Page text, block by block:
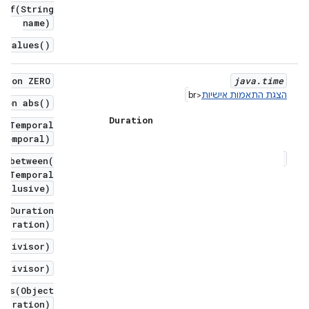
name)
values()
java. time
הצגת התאמות אישיות<br
Duration
ZERO
abs()
temporal)
divisor)
divisor)